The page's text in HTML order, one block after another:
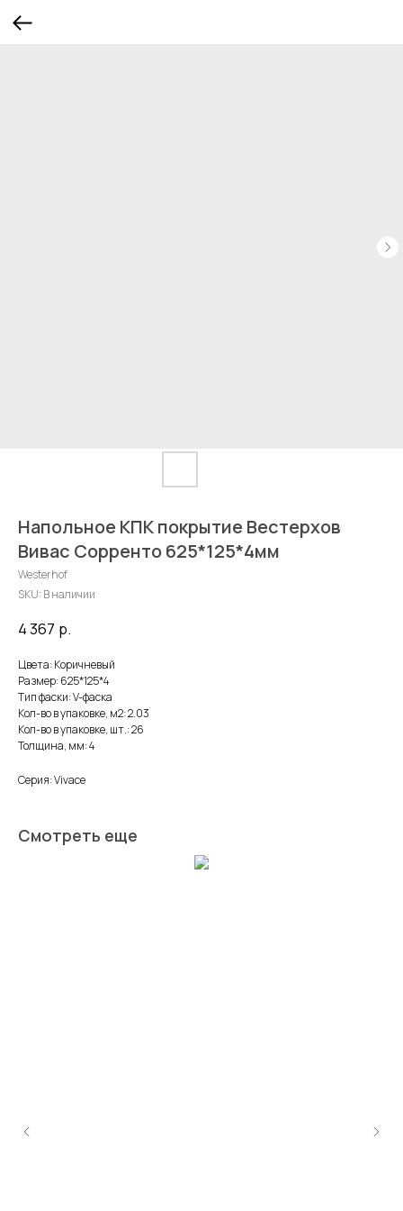
Напольное КПК покрытие Вестерхов
Вивас Сорренто 625*125*4мм
Westerhof
SKU: В наличии
4 367 р.
Цвета: Коричневый
Размер: 625*125*4
Тип фаски: V-фаска
Кол-во в упаковке, м2: 2.03
Кол-во в упаковке, шт.: 26
Толщина, мм: 4
Серия: Vivace
Смотреть еще